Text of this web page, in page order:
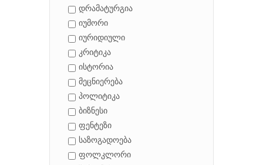
დრამატურგია
იუმორი
იურიდიული
კრიტიკა
ისტორია
მეცნიერება
პოლიტიკა
ბიზნესი
ფენტეზი
საზოგადოება
ფოლკლორი